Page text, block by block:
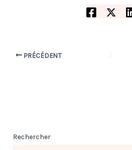
PRÉCÉDENT
Rechercher